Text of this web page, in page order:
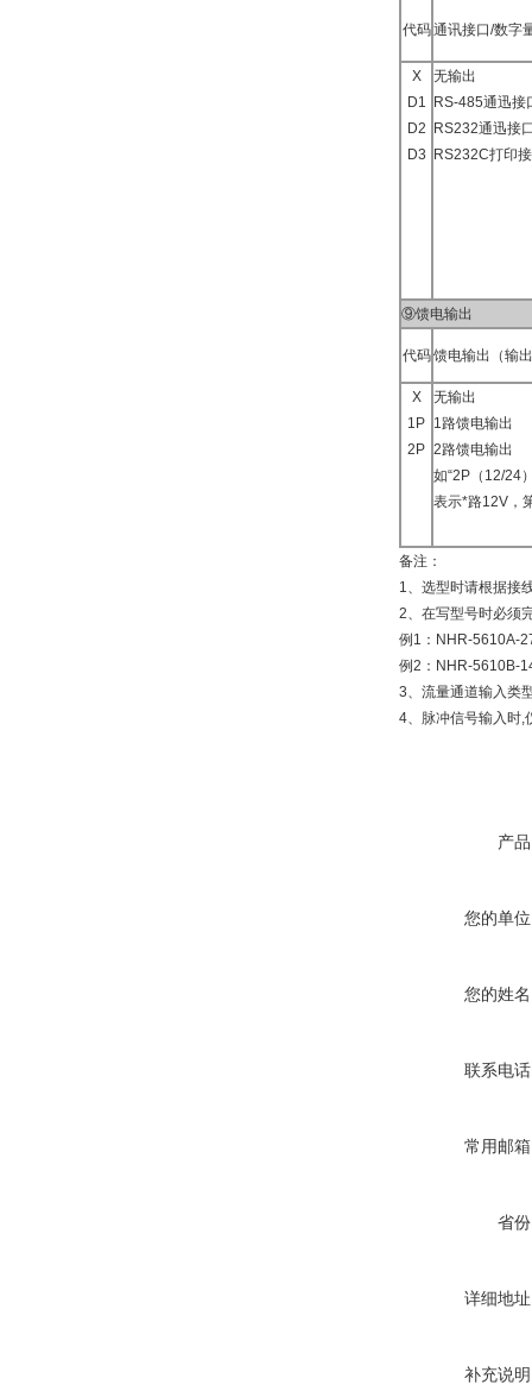
代码通讯接口/数字
X
D1
D2
D3
无输出
RS-485通迅接
RS232通迅接
RS232C打印
⑨馈电输出
代码馈电输出（输
X
1P
2P
无输出
1路馈电输出
2路馈电输出
如“2P（12/24
表示*路12V，
备注：
1、选型时请根据接
2、在写型号时必须
例1：NHR-5610A-
例2：NHR-5610B-
3、流量通道输入类
4、脉冲信号输入时,
产
您的单
您的姓
联系电
常用邮
省
详细地
补充说